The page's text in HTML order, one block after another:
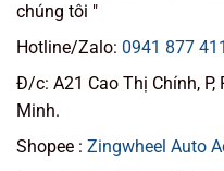
chúng tôi "
Hotline/Zalo: 0941 877 411
Đ/c: A21 Cao Thị Chính, P,
Minh.
Shopee : Zingwheel Auto